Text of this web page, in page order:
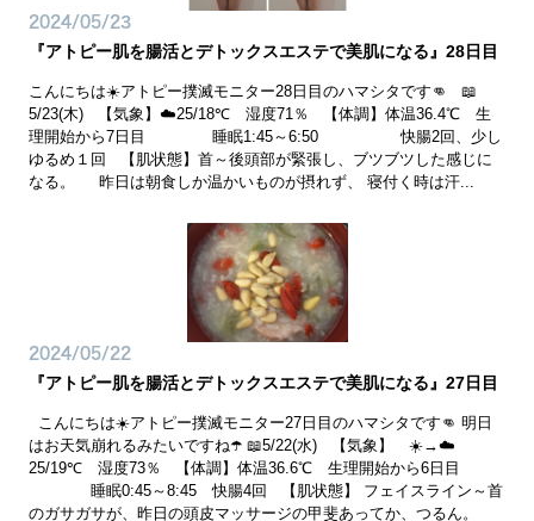
2024/05/23
『アトピー肌を腸活とデトックスエステで美肌になる』28日目
こんにちは☀️アトピー撲滅モニター28日目のハマシタです👊 📖
5/23(木) 【気象】☁️25/18℃ 湿度71％ 【体調】体温36.4℃ 生
理開始から7日目 睡眠1:45～6:50 快腸2回、少し
ゆるめ１回 【肌状態】首～後頭部が緊張し、ブツブツした感じに
なる。 昨日は朝食しか温かいものが摂れず、 寝付く時は汗...
2024/05/22
『アトピー肌を腸活とデトックスエステで美肌になる』27日目
こんにちは☀️アトピー撲滅モニター27日目のハマシタです👊 明日
はお天気崩れるみたいですね☂️ 📖5/22(水) 【気象】 ☀️→☁️
25/19℃ 湿度73％ 【体調】体温36.6℃ 生理開始から6日目
睡眠0:45～8:45 快腸4回 【肌状態】 フェイスライン～首
のガサガサが、昨日の頭皮マッサージの甲斐あってか、つるん。